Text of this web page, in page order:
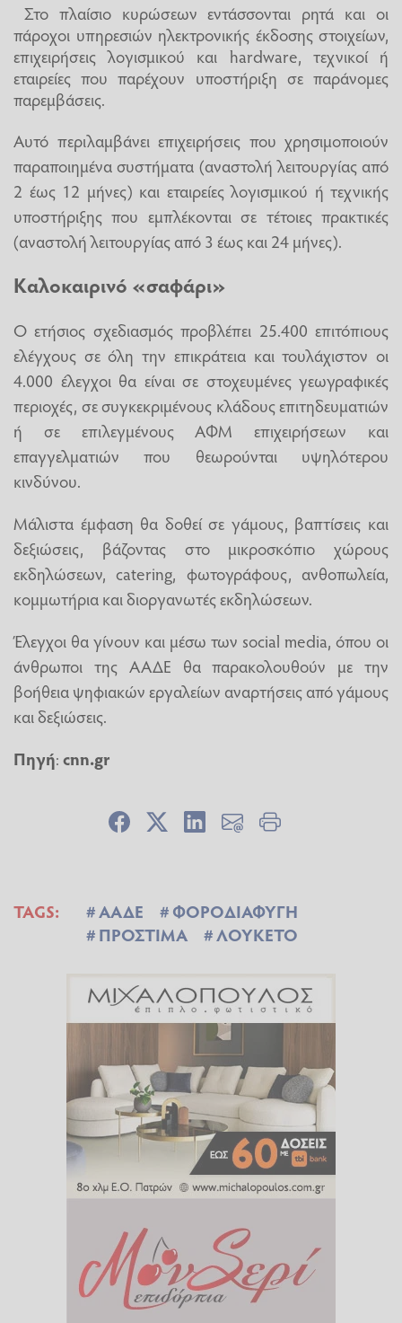
Στο πλαίσιο κυρώσεων εντάσσονται ρητά και οι
πάροχοι υπηρεσιών ηλεκτρονικής έκδοσης στοιχείων,
επιχειρήσεις λογισμικού και hardware, τεχνικοί ή
εταιρείες που παρέχουν υποστήριξη σε παράνομες
παρεμβάσεις.
Αυτό περιλαμβάνει επιχειρήσεις που χρησιμοποιούν
παραποιημένα συστήματα (αναστολή λειτουργίας από
2 έως 12 μήνες) και εταιρείες λογισμικού ή τεχνικής
υποστήριξης που εμπλέκονται σε τέτοιες πρακτικές
(αναστολή λειτουργίας από 3 έως και 24 μήνες).
Καλοκαιρινό «σαφάρι»
Ο ετήσιος σχεδιασμός προβλέπει 25.400 επιτόπιους
ελέγχους σε όλη την επικράτεια και τουλάχιστον οι
4.000 έλεγχοι θα είναι σε στοχευμένες γεωγραφικές
περιοχές, σε συγκεκριμένους κλάδους επιτηδευματιών
ή σε επιλεγμένους ΑΦΜ επιχειρήσεων και
επαγγελματιών που θεωρούνται υψηλότερου
κινδύνου.
Μάλιστα έμφαση θα δοθεί σε γάμους, βαπτίσεις και
δεξιώσεις, βάζοντας στο μικροσκόπιο χώρους
εκδηλώσεων, catering, φωτογράφους, ανθοπωλεία,
κομμωτήρια και διοργανωτές εκδηλώσεων.
Έλεγχοι θα γίνουν και μέσω των social media, όπου οι
άνθρωποι της ΑΑΔΕ θα παρακολουθούν με την
βοήθεια ψηφιακών εργαλείων αναρτήσεις από γάμους
και δεξιώσεις.
Πηγή:cnn.gr
TAGS: ΑΑΔΕ
ΦΟΡΟΔΙΑΦΥΓΗ
ΠΡΟΣΤΙΜΑ
ΛΟΥΚΕΤΟ